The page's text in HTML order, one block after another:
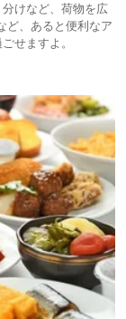
けなど、荷物を広
ど、あると便利なア
せますよ。